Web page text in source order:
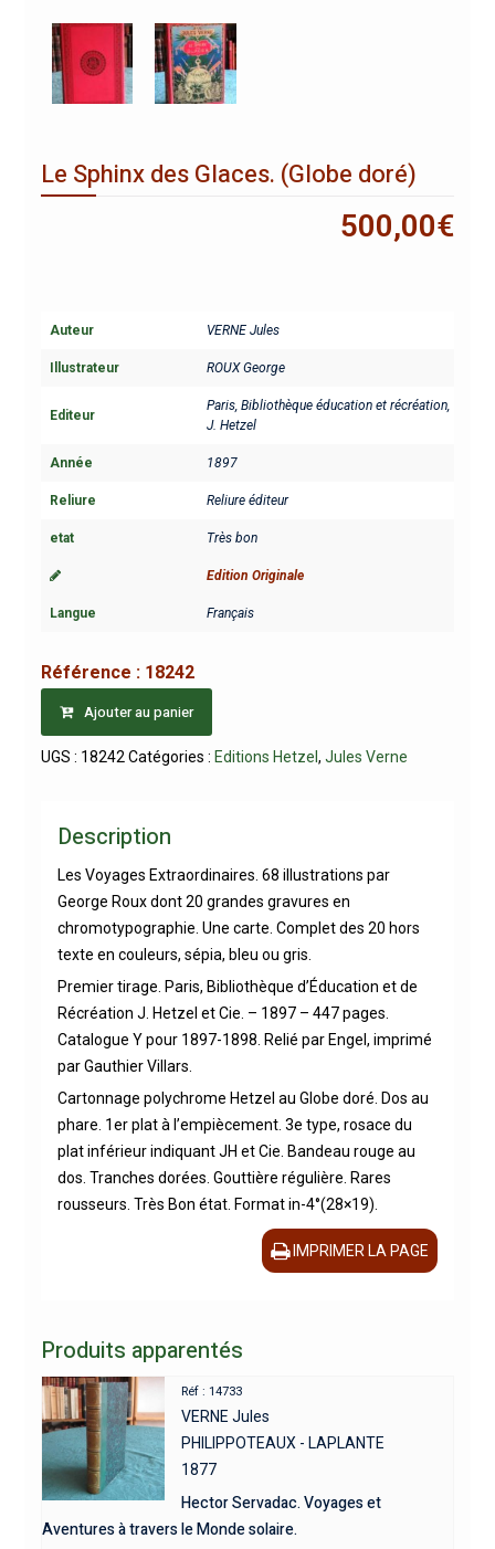
Le Sphinx des Glaces. (Globe doré)
500,00€
Auteur VERNE Jules
Illustrateur ROUX George
Editeur
Paris, Bibliothèque éducation et récréation,
J. Hetzel
Année 1897
Reliure Reliure éditeur
etat Très bon
Edition Originale
Langue Français
Référence : 18242
Ajouter au panier
UGS : 18242 Catégories : Editions Hetzel , Jules Verne
Description
Les Voyages Extraordinaires. 68 illustrations par
George Roux dont 20 grandes gravures en
chromotypographie. Une carte. Complet des 20 hors
texte en couleurs, sépia, bleu ou gris.
Premier tirage. Paris, Bibliothèque d’Éducation et de
Récréation J. Hetzel et Cie. – 1897 – 447 pages.
Catalogue Y pour 1897-1898. Relié par Engel, imprimé
par Gauthier Villars.
Cartonnage polychrome Hetzel au Globe doré. Dos au
phare. 1er plat à l’empiècement. 3e type, rosace du
plat inférieur indiquant JH et Cie. Bandeau rouge au
dos. Tranches dorées. Gouttière régulière. Rares
rousseurs. Très Bon état. Format in-4°(28×19).
IMPRIMER LA PAGE
Produits apparentés
Réf : 14733
VERNE Jules
PHILIPPOTEAUX - LAPLANTE
1877
Hector Servadac. Voyages et
Aventures à travers le Monde solaire.